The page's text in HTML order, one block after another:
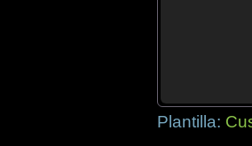
Plantilla: